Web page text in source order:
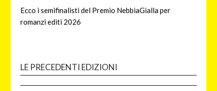
Ecco i semifinalisti del Premio NebbiaGialla per
romanzi editi 2026
LE PRECEDENTI EDIZIONI